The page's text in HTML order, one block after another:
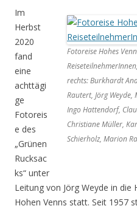
Fotoreise Hohes
rechts: Burkhardt
Rautert, Jörg
Ingo Hattendorf,
Christiane Müller,
Schierholz, Marion
Im
Herbst
2020
fand
eine
achttägi
ge
Fotoreis
e des
„Grünen
Rucksac
ks“ unter
Leitung von Jörg Weyde in
Hohen Venns statt. Seit 1957